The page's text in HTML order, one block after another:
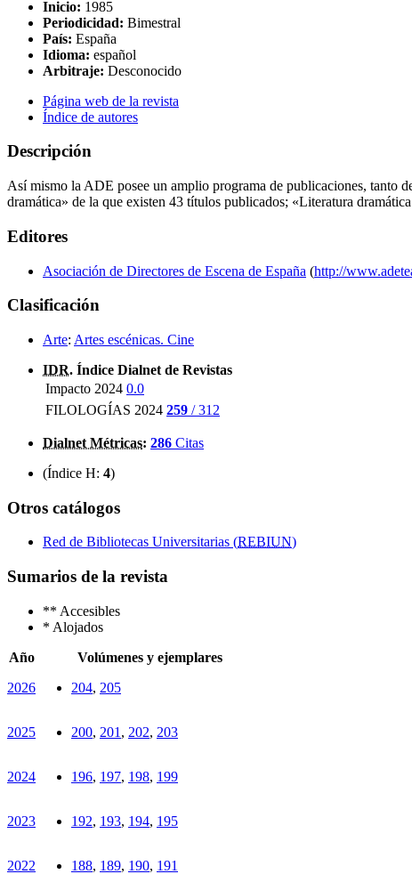
Inicio: 1985
Periodicidad: Bimestral
País: España
Idioma: español
Arbitraje: Desconocido
Página web de la revista
Índice de autores
Descripción
Así mismo la ADE posee un amplio programa de publicaciones, tanto
dramática» de la que existen 43 títulos publicados; «Literatura
Editores
Asociación de Directores de Escena de España (http://
Clasificación
Arte: Artes escénicas. Cine
IDR. Índice Dialnet de Revistas
Impacto 2024 0.0
FILOLOGÍAS 2024 259 / 312
Dialnet Métricas: 286 Citas
(Índice H: 4)
Otros catálogos
Red de Bibliotecas Universitarias (REBIUN)
Sumarios de la revista
** Accesibles
* Alojados
Año
Volúmenes y ejemplares
2026
204, 205
2025 200, 201 , 202, 203
2024 196, 197, 198, 199
2023 192, 193, 194, 195
2022 188, 189, 190, 191